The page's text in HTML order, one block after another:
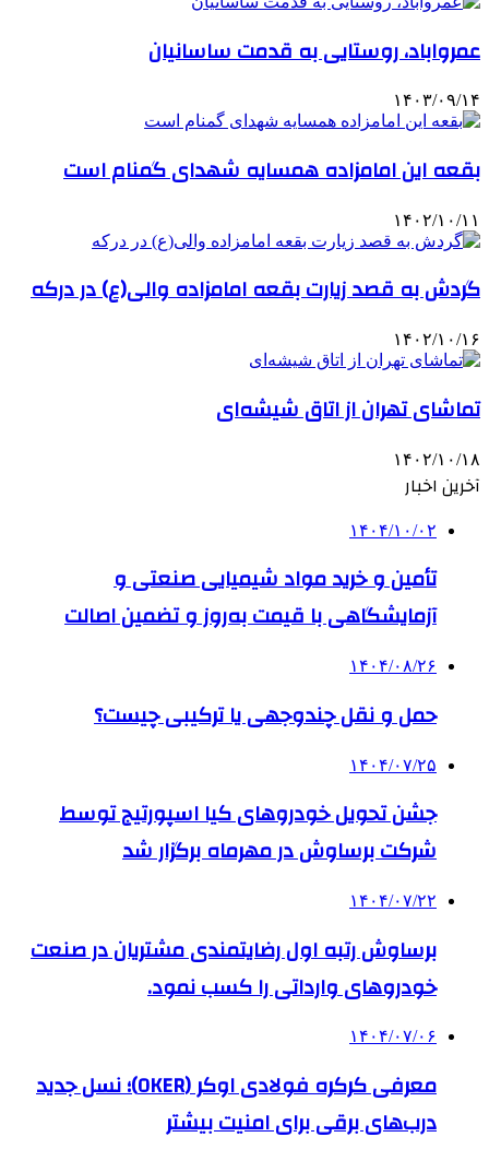
عمرواباد، روستایی به قدمت ساسانیان
۱۴۰۳/۰۹/۱۴
بقعه این امامزاده همسایه شهدای گمنام است
۱۴۰۲/۱۰/۱۱
گردش به قصد زیارت بقعه امامزاده والی(ع) در درکه
۱۴۰۲/۱۰/۱۶
تماشای تهران از اتاق شیشه‌ای
۱۴۰۲/۱۰/۱۸
آخرین اخبار
۱۴۰۴/۱۰/۰۲
تأمین و خرید مواد شیمیایی صنعتی و
آزمایشگاهی با قیمت به‌روز و تضمین اصالت
۱۴۰۴/۰۸/۲۶
حمل و نقل چندوجهی یا ترکیبی چیست؟
۱۴۰۴/۰۷/۲۵
جشن تحویل خودروهای کیا اسپورتیج توسط
شرکت برساوش در مهرماه برگزار شد
۱۴۰۴/۰۷/۲۲
برساوش رتبه اول رضایتمندی مشتریان در صنعت
خودروهای وارداتی را کسب نمود.
۱۴۰۴/۰۷/۰۶
معرفی کرکره فولادی اوکر (OKER)؛ نسل جدید
درب‌های برقی برای امنیت بیشتر